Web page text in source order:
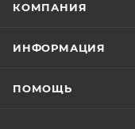
КОМПАНИЯ
ИНФОРМАЦИЯ
ПОМОЩЬ